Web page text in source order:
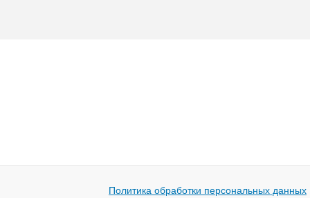
Политика обработки персональных данных